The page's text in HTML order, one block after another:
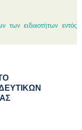
των ειδικοτήτων εντός